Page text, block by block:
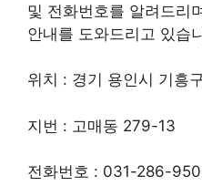
및 전화번호를 알려드리
안내를 도와드리고 있습
위치 : 경기 용인시 기흥
지번 : 고매동 279-13
전화번호 : 031-286-